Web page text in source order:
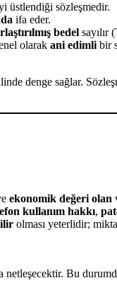
üstlendiği sözleşmedir.
ifa eder.
bedel sayılır
olarak ani edimli bir
denge sağlar.
ekonomik değeri olan
kullanım hakkı,
olması yeterlidir;
netleşecektir. Bu